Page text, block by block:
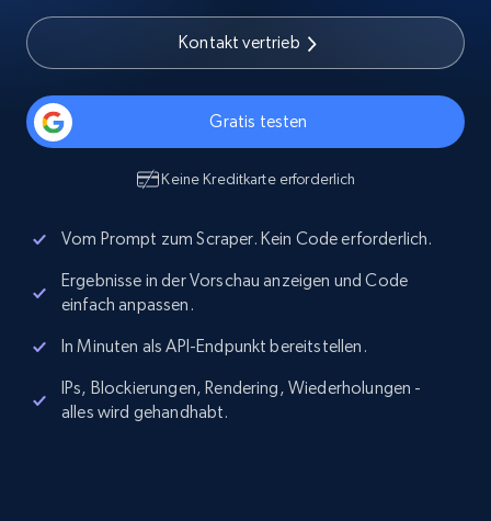
Kontakt vertrieb
Gratis testen
Keine Kreditkarte erforderlich
Vom Prompt zum Scraper. Kein Code erforderlich.
Ergebnisse in der Vorschau anzeigen und Code
einfach anpassen.
In Minuten als API-Endpunkt bereitstellen.
IPs, Blockierungen, Rendering, Wiederholungen -
alles wird gehandhabt.